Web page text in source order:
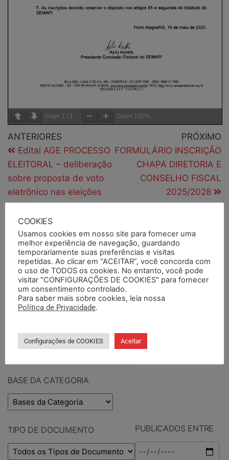
Page 1 / 1 Zoom 100%
ANTERIORES
Edital AGE PROCESSO
ELEITORAL – deliberação
sobre proposta de voto
eletrônico nas eleições
2025
PRÓXIMO
FORMULÁRIO INSCRIÇÃO
CHAPA DIRETORIA E
CONSELHO FISCAL
2025/2028
PESQUISAR
PESQUISAR DOCUMENTOS
BASE DA CATEGORIA
TIPO DE DOCUMENTO PUBLICADOS ENTRE
COOKIES
Usamos cookies em nosso site para fornecer uma
melhor experiência de navegação, guardando
temporariamente suas preferências e visitas
repetidas. Ao clicar em “ACEITAR”, você concorda com
o uso de TODOS os cookies. No entanto, você pode
visitar "CONFIGURAÇÕES DE COOKIES" para fornecer
um consentimento controlado.
Para saber mais sobre cookies, leia nossa
Política de Privacidade.
Configurações de COOKIES Aceitar